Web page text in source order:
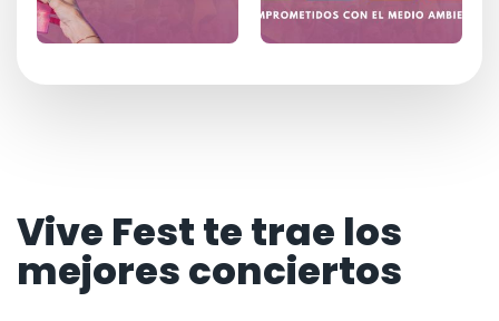
Vive Fest te trae los
mejores conciertos